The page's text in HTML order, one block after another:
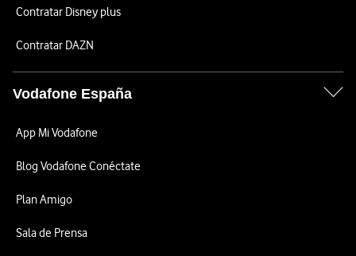
Contratar Disney plus
Contratar DAZN
Vodafone España
App Mi Vodafone
Blog Vodafone Conéctate
Plan Amigo
Sala de Prensa